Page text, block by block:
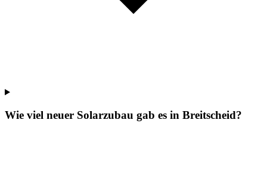
Wie viel neuer Solarzubau gab es in Breitscheid?